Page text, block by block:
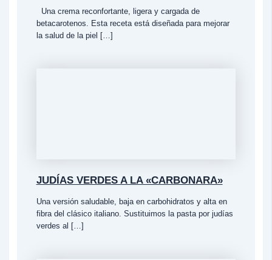
Una crema reconfortante, ligera y cargada de
betacarotenos. Esta receta está diseñada para mejorar
la salud de la piel […]
JUDÍAS VERDES A LA «CARBONARA»
Una versión saludable, baja en carbohidratos y alta en
fibra del clásico italiano. Sustituimos la pasta por judías
verdes al […]